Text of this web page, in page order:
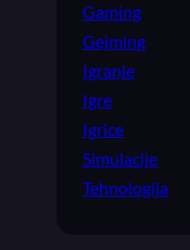
Gaming
Gejming
Igranje
Igre
Igrice
Simulacije
Tehnologija